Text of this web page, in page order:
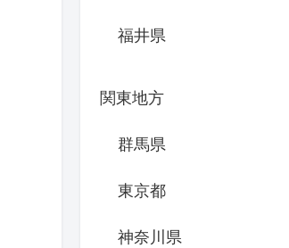
福井県
関東地方
群馬県
東京都
神奈川県